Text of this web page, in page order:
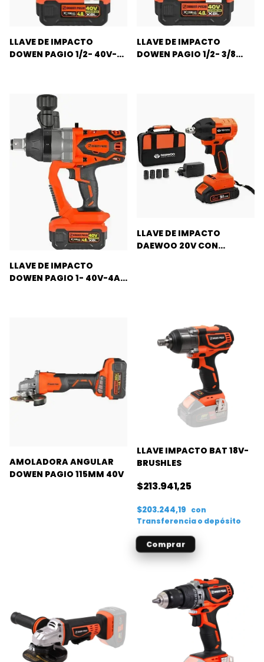
LLAVE DE IMPACTO
DOWEN PAGIO 1/2- 40V-
LLAVE DE IMPACTO
DOWEN PAGIO 1/2- 3/8
LLAVE DE IMPACTO
DOWEN PAGIO 1- 40V-4AH
LLAVE DE IMPACTO
DAEWOO 20V CON
AMOLADORA ANGULAR
DOWEN PAGIO 115MM 40V
LLAVE IMPACTO BAT 18V-
BRUSHLES
$213.941,25
$203.244,19 con
Transferencia o depósito